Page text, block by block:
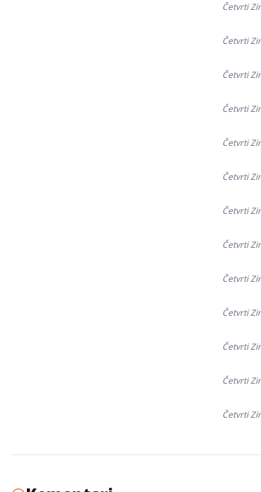
Četvrti
Četvrti
Četvrti
Četvrti
Četvrti
Četvrti
Četvrti
Četvrti
Četvrti
Četvrti
Četvrti
Četvrti
Četvrti